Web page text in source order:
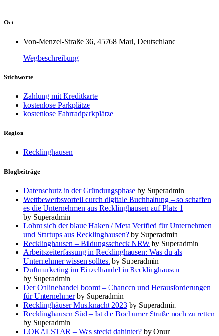
Ort
Von-Menzel-Straße 36, 45768 Marl, Deutschland
Wegbeschreibung
Stichworte
Zahlung mit Kreditkarte
kostenlose Parkplätze
kostenlose Fahrradparkplätze
Region
Recklinghausen
Blogbeiträge
Datenschutz in der Gründungsphase by Superadmin
Wettbewerbsvorteil durch digitale Buchhaltung – so schaffen
es die Unternehmen aus Recklinghausen auf Platz 1
by Superadmin
Lohnt sich der blaue Haken / Meta Verified für Unternehmen
und Startups aus Recklinghausen? by Superadmin
Recklinghausen – Bildungsscheck NRW by Superadmin
Arbeitszeiterfassung in Recklinghausen: Was du als
Unternehmer wissen solltest by Superadmin
Duftmarketing im Einzelhandel in Recklinghausen
by Superadmin
Der Onlinehandel boomt – Chancen und Herausforderungen
für Unternehmer by Superadmin
Recklinghäuser Musiknacht 2023 by Superadmin
Recklinghausen Süd – Ist die Bochumer Straße noch zu retten
by Superadmin
LOKALSTAR – Was steckt dahinter? by Onur